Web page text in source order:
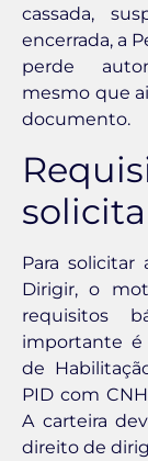
cassada,
encerrada, a
perde
mesmo que
documento.
Para solicitar
Dirigir, o
requisitos
importante é
de
PID com
A carteira
direito de